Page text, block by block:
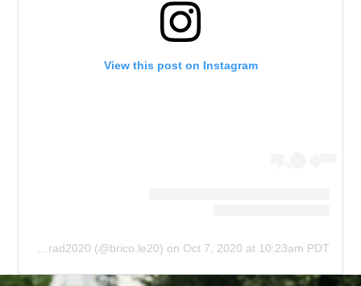
View this post on Instagram
A post shared by nicobrad2020 (@brico.le20) on Oct 7, 2020 at 10:23am PDT